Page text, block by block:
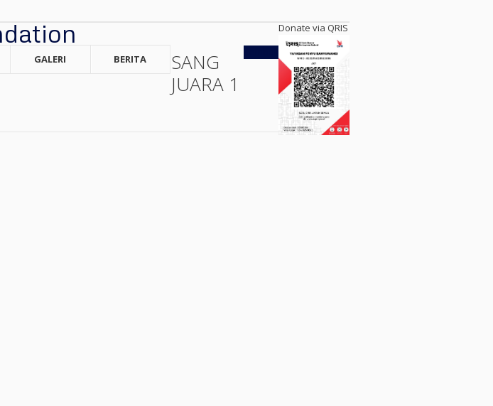
Donate via QRIS
GALERI BERITA
SANG
JUARA 1